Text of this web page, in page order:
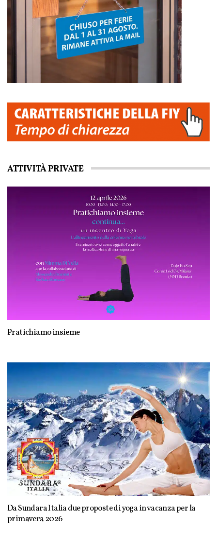
ATTIVITÀ PRIVATE
Pratichiamo insieme
Da Sundara Italia due proposte di yoga in vacanza per la
primavera 2026